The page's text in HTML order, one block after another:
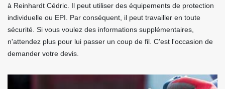
à Reinhardt Cédric. Il peut utiliser des équipements de protection
individuelle ou EPI. Par conséquent, il peut travailler en toute
sécurité. Si vous voulez des informations supplémentaires,
n'attendez plus pour lui passer un coup de fil. C'est l'occasion de
demander votre devis.